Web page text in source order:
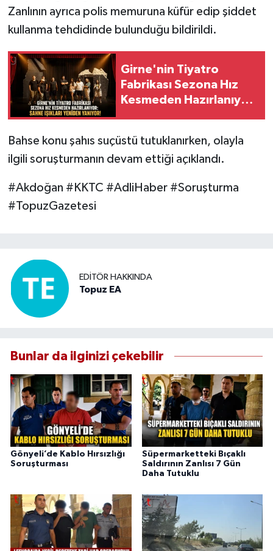
Zanlının ayrıca polis memuruna küfür edip şiddet
kullanma tehdidinde bulunduğu bildirildi.
Girne'nin Tiyatro
Fabrikası Sezona Hız
Kesmeden Hazırlanıyor:
Bahse konu şahıs suçüstü tutuklanırken, olayla
ilgili soruşturmanın devam ettiği açıklandı.
#Akdoğan #KKTC #AdliHaber #Soruşturma
#TopuzGazetesi
EDITÖR HAKKINDA
Topuz EA
Bunlar da ilginizi çekebilir
Gönyeli’de Kablo Hırsızlığı
Soruşturması
Süpermarketteki Bıçaklı
Saldırının Zanlısı 7 Gün
Daha Tutuklu